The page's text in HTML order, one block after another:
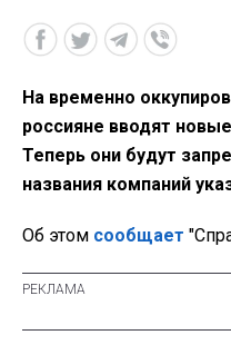
На временно
россияне вводят
Теперь они будут
названия компаний
Об этом сообщает